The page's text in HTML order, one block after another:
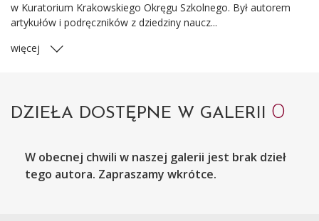
w Kuratorium Krakowskiego Okręgu Szkolnego. Był autorem
artykułów i podręczników z dziedziny naucz...
więcej
DZIEŁA DOSTĘPNE W GALERII 0
W obecnej chwili w naszej galerii jest brak dzieł
tego autora. Zapraszamy wkrótce.